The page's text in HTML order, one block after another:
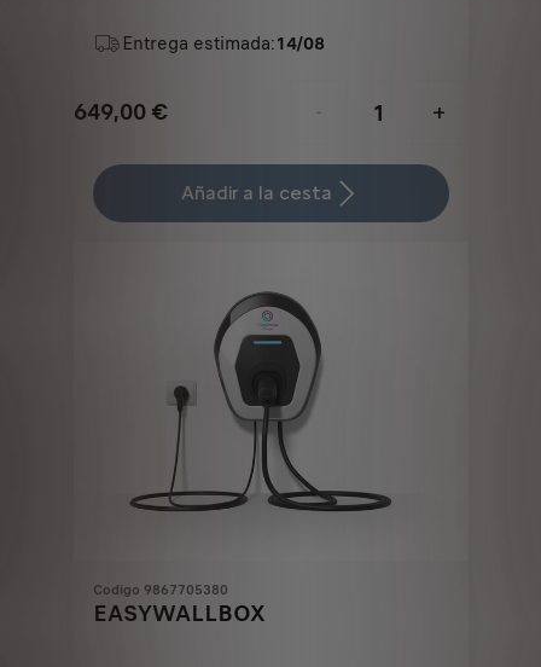
Entrega estimada:14/08
649,00 €
Price
649,00
-
+
Quantity
updated
Añadir a la cesta
Codigo 9867705380
EASYWALLBOX